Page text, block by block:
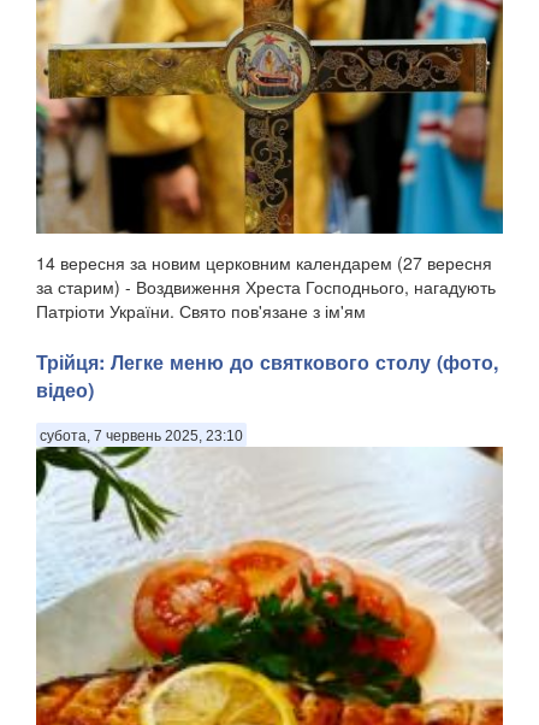
14 вересня за новим церковним календарем (27 вересня
за старим) - Воздвиження Хреста Господнього, нагадують
Патріоти України. Свято пов'язане з ім'ям
яка, згідно з церковним переказом, відшукала Хр...
Трійця: Легке меню до святкового столу (фото,
відео)
субота, 7 червень 2025, 23:10